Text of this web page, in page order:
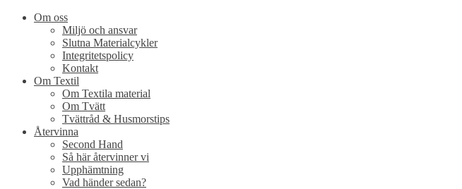
Om oss
Miljö och ansvar
Slutna Materialcykler
Integritetspolicy
Kontakt
Om Textil
Om Textila material
Om Tvätt
Tvättråd & Husmorstips
Återvinna
Second Hand
Så här återvinner vi
Upphämtning
Vad händer sedan?